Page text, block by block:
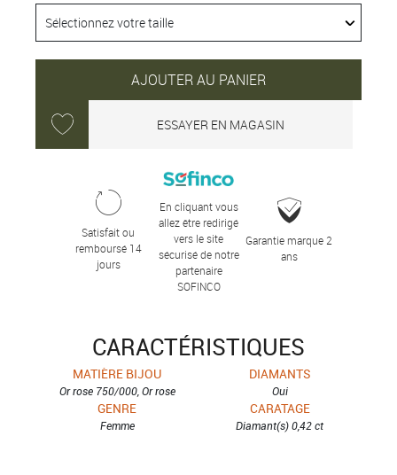
AJOUTER AU PANIER
ESSAYER EN MAGASIN
Satisfait ou
remboursé 14
jours
En cliquant vous
allez être redirigé
vers le site
sécurisé de notre
partenaire
SOFINCO
Garantie marque 2
ans
CARACTÉRISTIQUES
MATIÈRE BIJOU
Or rose 750/000, Or rose
DIAMANTS
Oui
GENRE
Femme
CARATAGE
Diamant(s) 0,42 ct